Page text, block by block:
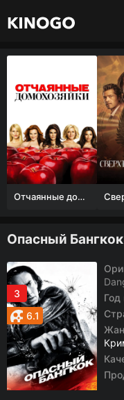
Отчаянные домохозяйки (1 сезон)
Опасный Бангкок
3
6.1
Год